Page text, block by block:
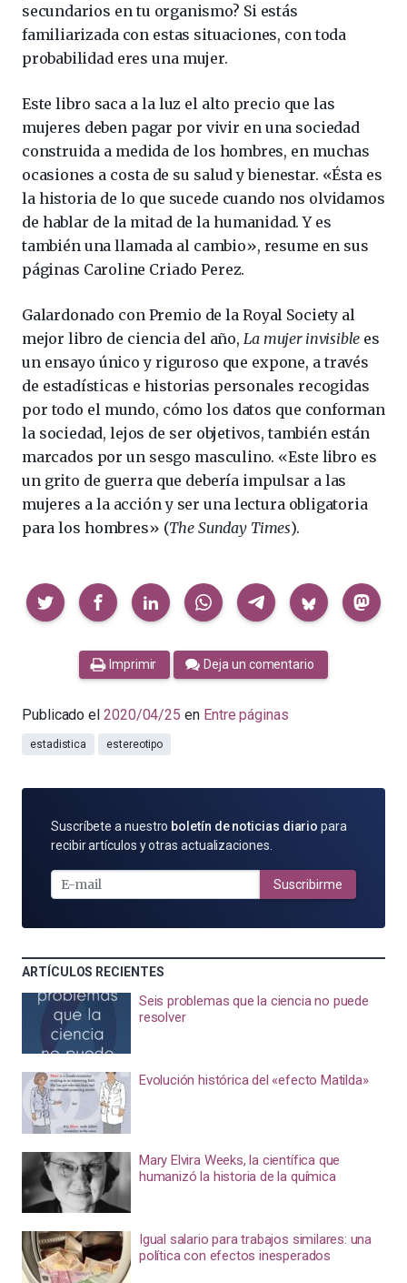
secundarios en tu organismo? Si estás
familiarizada con estas situaciones, con toda
probabilidad eres una mujer.
Este libro saca a la luz el alto precio que las
mujeres deben pagar por vivir en una sociedad
construida a medida de los hombres, en muchas
ocasiones a costa de su salud y bienestar. «Ésta es
la historia de lo que sucede cuando nos olvidamos
de hablar de la mitad de la humanidad. Y es
también una llamada al cambio», resume en sus
páginas Caroline Criado Perez.
Galardonado con Premio de la Royal Society al
mejor libro de ciencia del año, La mujer invisible es
un ensayo único y riguroso que expone, a través
de estadísticas e historias personales recogidas
por todo el mundo, cómo los datos que conforman
la sociedad, lejos de ser objetivos, también están
marcados por un sesgo masculino. «Este libro es
un grito de guerra que debería impulsar a las
mujeres a la acción y ser una lectura obligatoria
para los hombres» (The Sunday Times).
Compartir
Imprimir Deja un comentario
Publicado el 2020/04/25 en Entre páginas
estadistica estereotipo
SUSCRÍBETE
POR
MAIL
Suscríbete a nuestro boletín de noticias diario para
recibir artículos y otras actualizaciones.
Suscribirme
ARTÍCULOS RECIENTES
Seis problemas que la ciencia no puede
resolver
Evolución histórica del «efecto Matilda»
Mary Elvira Weeks, la científica que
humanizó la historia de la química
Igual salario para trabajos similares: una
política con efectos inesperados